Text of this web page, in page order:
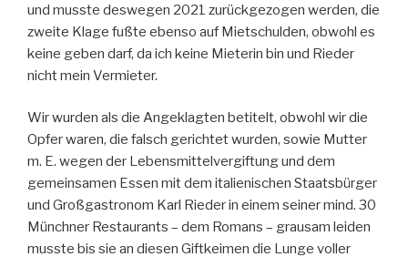
und musste deswegen 2021 zurückgezogen werden, die
zweite Klage fußte ebenso auf Mietschulden, obwohl es
keine geben darf, da ich keine Mieterin bin und Rieder
nicht mein Vermieter.
Wir wurden als die Angeklagten betitelt, obwohl wir die
Opfer waren, die falsch gerichtet wurden, sowie Mutter
m. E. wegen der Lebensmittelvergiftung und dem
gemeinsamen Essen mit dem italienischen Staatsbürger
und Großgastronom Karl Rieder in einem seiner mind. 30
Münchner Restaurants – dem Romans – grausam leiden
musste bis sie an diesen Giftkeimen die Lunge voller